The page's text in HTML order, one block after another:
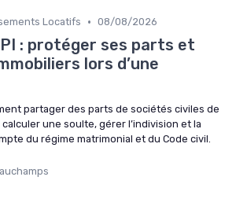
Locatifs • 08/08/2026
: protéger ses parts et
lors d’une
partager des parts de sociétés civiles de
une soulte, gérer l’indivision et la
du régime matrimonial et du Code civil.